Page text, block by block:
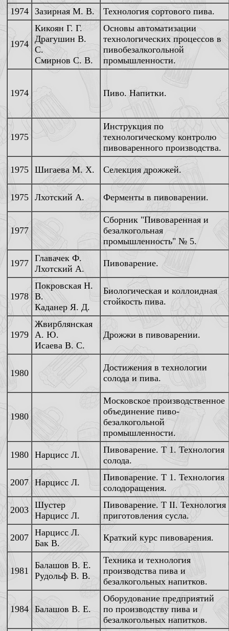
1974 Зазирная М. В. Технология сортового пива.
1974
Кикоян Г. Г.
Драгушин В.
С.
Смирнов С. В.
Основы автоматизации
технологических процессов в
пивобезалкогольной
промышленности.
1974 Пиво. Напитки.
1975
Инструкция по
технологическому контролю
пивоваренного производства.
1975 Шигаева М. Х. Селекция дрожжей.
1975 Лхотский А. Ферменты в пивоварении.
1977
Сборник "Пивоваренная и
безалкогольная
промышленность" № 5.
1977 Главачек Ф.
Лхотский А.
Пивоварение.
1978
Покровская Н.
В.
Каданер Я. Д.
Биологическая и коллоидная
стойкость пива.
1979
Жвирблянская
А. Ю.
Исаева В. С.
Дрожжи в пивоварении.
1980
Достижения в технологии
солода и пива.
1980
Московское производственное
объединение пиво-
безалкогольной
промышленности.
1980 Нарцисс Л.
Пивоварение. Т 1. Технология
солода.
2007 Нарцисс Л.
Пивоварение. Т 1. Технология
солодоращения.
2003 Шустер
Нарцисс Л.
Пивоварение. Т II. Технология
приготовления сусла.
2007 Нарцисс Л.
Бак В.
Краткий курс пивоварения.
1981
Балашов В. Е.
Рудольф В. В.
Техника и технология
производства пива и
безалкогольных напитков.
1984 Балашов В. Е.
Оборудование предприятий
по производству пива и
безалкогольных напитков.